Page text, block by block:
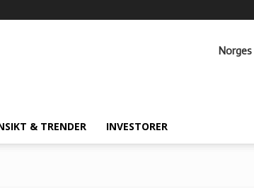
& TRENDER INVESTORER